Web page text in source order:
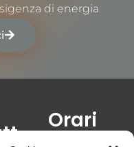
di energia
Orari